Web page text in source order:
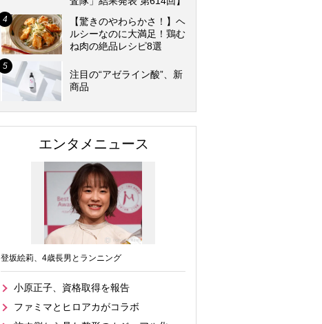
【驚きのやわらかさ！】ヘ
ルシーなのに大満足！鶏む
ね肉の絶品レシピ8選
注目の“アゼライン酸”、新
商品
エンタメニュース
登坂絵莉、4歳長男とランニング
小原正子、資格取得を報告
ファミマとヒロアカがコラボ